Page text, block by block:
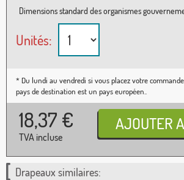
Dimensions standard des organismes
Unités:
* Du lundi au vendredi si vous placez votre
pays de destination est un pays européen..
18,37 €
TVA incluse
Drapeaux similaires: